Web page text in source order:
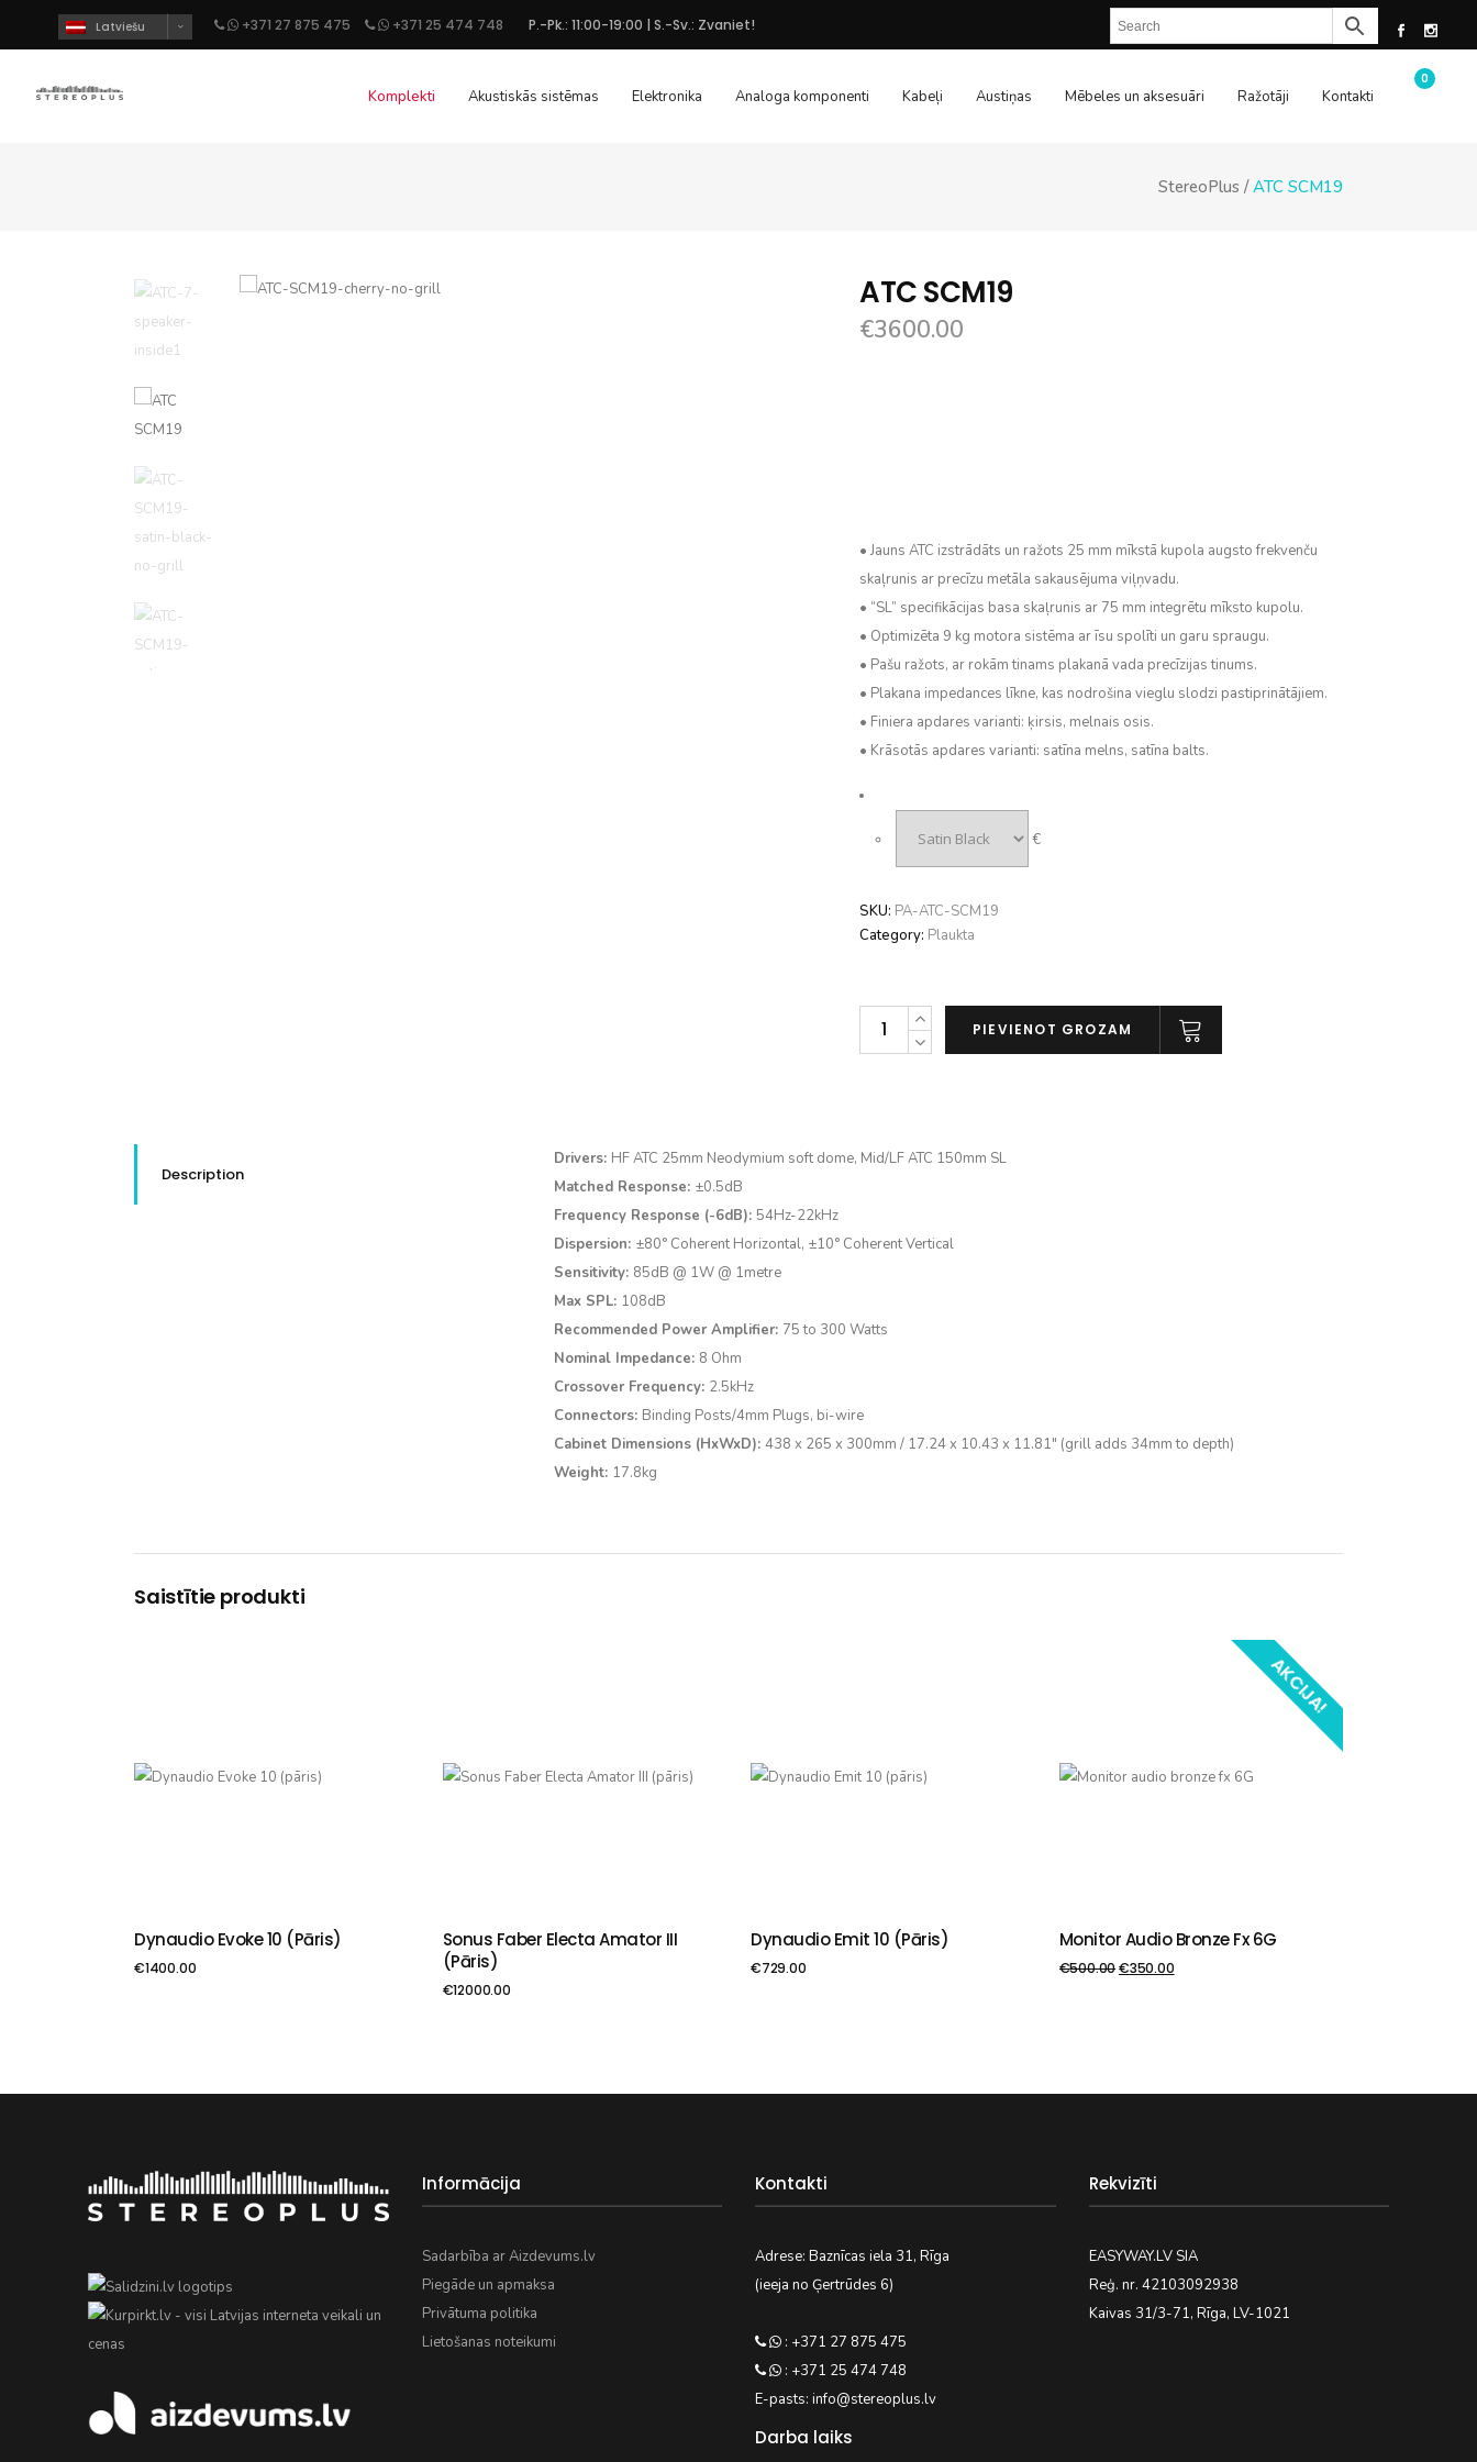
Latviešu +371 27 875 475 +371 25 474 748 P.-Pk.: 11:00-19:00 | S.-Sv.: Zvaniet!
Komplekti Akustiskās sistēmas Elektronika Analoga komponenti Kabeļi Austiņas Mēbeles un aksesuāri Ražotāji Kontakti
0
StereoPlus /ATC SCM19
ATC SCM19
€3600.00
• Jauns ATC izstrādāts un ražots 25 mm mīkstā kupola augsto frekvenču
skaļrunis ar precīzu metāla sakausējuma viļņvadu.
• “SL” specifikācijas basa skaļrunis ar 75 mm integrētu mīksto kupolu.
• Optimizēta 9 kg motora sistēma ar īsu spolīti un garu spraugu.
• Pašu ražots, ar rokām tinams plakanā vada precīzijas tinums.
• Plakana impedances līkne, kas nodrošina vieglu slodzi pastiprinātājiem.
• Finiera apdares varianti: ķirsis, melnais osis.
• Krāsotās apdares varianti: satīna melns, satīna balts.
€
SKU: PA-ATC-SCM19
Category: Plaukta
ATC
PIEVIENOT GROZAM
Description
Drivers: HF ATC 25mm Neodymium soft dome, Mid/LF ATC 150mm SL
Matched Response: ±0.5dB
Frequency Response (-6dB): 54Hz-22kHz
Dispersion: ±80° Coherent Horizontal, ±10° Coherent Vertical
Sensitivity: 85dB @ 1W @ 1metre
Max SPL: 108dB
Recommended Power Amplifier: 75 to 300 Watts
Nominal Impedance: 8 Ohm
Crossover Frequency: 2.5kHz
Connectors: Binding Posts/4mm Plugs, bi-wire
Cabinet Dimensions (HxWxD): 438 x 265 x 300mm / 17.24 x 10.43 x 11.81″ (grill adds 34mm to depth)
Weight: 17.8kg
Saistītie produkti
PIEVIENOT GROZAM
Dynaudio Evoke 10 (pāris)
€1400.00
PIEVIENOT GROZAM
Sonus Faber Electa Amator III
(pāris)
€12000.00
PIEVIENOT GROZAM
Dynaudio Emit 10 (pāris)
€729.00
AKCIJA!
PIEVIENOT GROZAM
Monitor Audio Bronze Fx 6G
€500.00€350.00
Informācija
Sadarbība ar Aizdevums.lv
Piegāde un apmaksa
Privātuma politika
Lietošanas noteikumi
Kontakti
Adrese: Baznīcas iela 31, Rīga
(ieeja no Ģertrūdes 6)
: +371 27 875 475
: +371 25 474 748
E-pasts: info@stereoplus.lv
Darba laiks
Rekvizīti
EASYWAY.LV SIA
Reģ. nr. 42103092938
Kaivas 31/3-71, Rīga, LV-1021